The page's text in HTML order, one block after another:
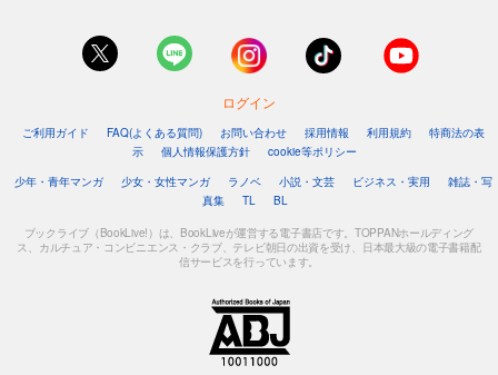
ログイン
ご利用ガイド FAQ(よくある質問) お問い合わせ 採用情報 利用規約
特商法の表
示
個人情報保護方針
cookie等ポリシー
少年・青年マンガ
少女・女性マンガ ラノベ 小説・文芸 ビジネス・実用
雑誌・写
真集
TL BL
ブックライブ（BookLive!）は、BookLiveが運営する電子書店です。TOPPANホールディング
ス、カルチュア・コンビニエンス・クラブ、テレビ朝日の出資を受け、日本最大級の電子書籍配
信サービスを行っています。